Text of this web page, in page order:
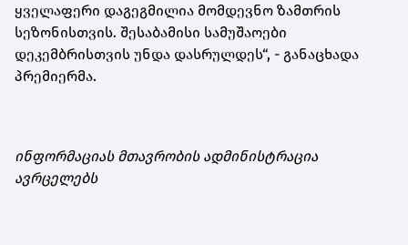
ყველაფერი დაგეგმილია მომდევნო ზამთრის
სეზონისთვის. შესაბამისი სამუშაოები
დეკემბრისთვის უნდა დასრულდეს“, - განაცხადა
პრემიერმა.
ინფორმაციას მთავრობის ადმინისტრაცია
ავრცელებს